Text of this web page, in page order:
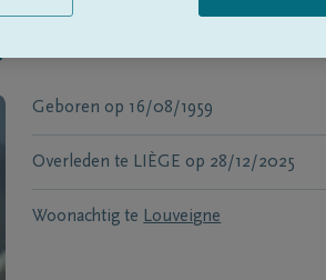
Geboren op 16/08/1959
Overleden te LIÈGE op 28/12/2025
Woonachtig te Louveigne